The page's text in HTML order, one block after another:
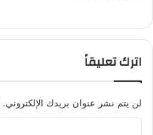
اترك تعليقاً
لن يتم نشر عنوان بريدك الإلكتروني.